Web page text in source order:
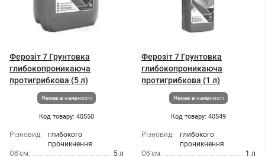
Ферозіт 7 Грунтовка
глибокопроникаюча
протигрибкова (5 л)
Немає в наявності
Код товару: 40550
Різновид:
глибокого
проникнення
Об'єм:
5 л
Ферозіт 7 Грунтовка
глибокопроникаюча
протигрибкова (1 л)
Немає в наявності
Код товару: 40549
Різновид:
глибокого
проникнення
Об'єм:
1 л